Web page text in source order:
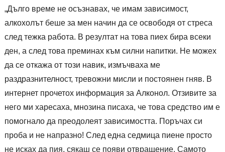
„Дълго време не осъзнавах, че имам зависимост,
алкохолът беше за мен начин да се освободя от стреса
след тежка работа. В резултат на това пиех бира всеки
ден, а след това преминах към силни напитки. Не можех
да се откажа от този навик, измъчваха ме
раздразнителност, тревожни мисли и постоянен гняв. В
интернет прочетох информация за Алконол. Отзивите за
него ми харесаха, мнозина писаха, че това средство им е
помогнало да преодолеят зависимостта. Поръчах си
проба и не напразно! След една седмица пиене просто
не исках да пия, сякаш се появи отвращение. Самото